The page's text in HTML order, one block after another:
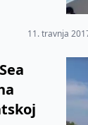
11. travnja